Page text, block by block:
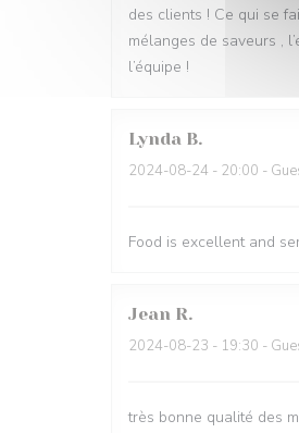
des clients ! Ce qui se
mélanges de saveurs ,
l’équipe !
Lynda B
2024-08-24 - 20:00 -
Food is excellent and
Jean R
2024-08-23 - 19:30 -
très bonne qualité des